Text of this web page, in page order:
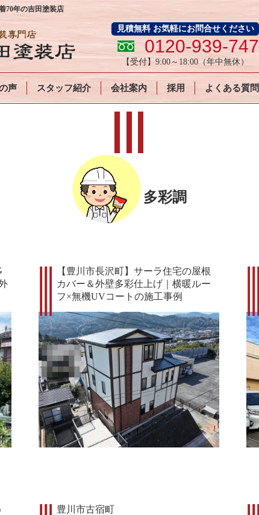
70年の吉田塗装店
見積無料 お気軽にお問合せください
0120-939-747
【受付】9:00～18:00 （年中無休）
声 スタッフ紹介 会社案内 採用 よくある質問
多彩調
【豊川市長沢町】サーラ住宅の屋根
カバー＆外壁多彩仕上げ｜横暖ルー
フ×無機UVコートの施工事例
豊川市古宿町